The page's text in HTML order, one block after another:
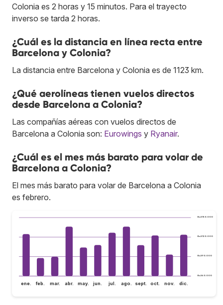
Colonia es 2 horas y 15 minutos. Para el trayecto
inverso se tarda 2 horas.
¿Cuál es la distancia en línea recta entre
Barcelona y Colonia?
La distancia entre Barcelona y Colonia es de 1123 km.
¿Qué aerolíneas tienen vuelos directos
desde Barcelona a Colonia?
Las compañías aéreas con vuelos directos de
Barcelona a Colonia son: Eurowings y Ryanair.
¿Cuál es el mes más barato para volar de
Barcelona a Colonia?
El mes más barato para volar de Barcelona a Colonia
es febrero.
Bs.S60.000
Bs.S90.000
Bs.S120.000
Bs.S150.000
ene. feb. mar. abr. may. jun. jul. ago. sept. oct. nov. dic.